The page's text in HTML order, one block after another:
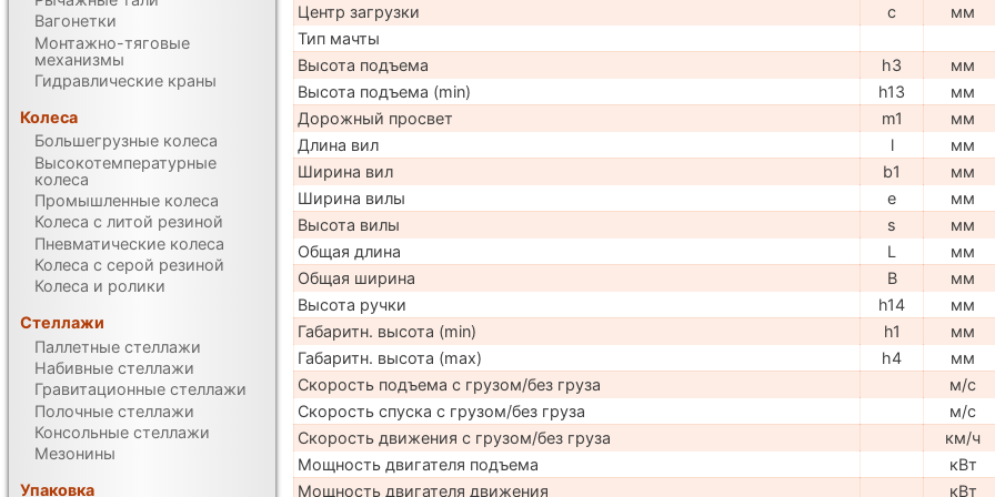
Центр загрузки c
мм
Тип мачты
Высота подъема
h3
мм
Высота подъема (min)
h13
мм
Дорожный просвет
m1
мм
Длина вил
l
мм
Ширина вил
b1
мм
Ширина вилы
e
мм
Высота вилы
s
мм
Общая длина
L
мм
Общая ширина
B
мм
Высота ручки
h14
мм
Габаритн. высота (min)
h1
мм
Габаритн. высота (max)
h4
мм
Скорость подъема с грузом/без груза
м/с
Скорость спуска с грузом/без груза
м/с
Скорость движения с грузом/без груза
км/ч
Мощность двигателя подъема
кВт
Мощность двигателя движения
кВт
Вагонетки
Монтажно-тяговые
механизмы
Гидравлические краны
Колеса
Большегрузные колеса
Высокотемпературные
колеса
Промышленные колеса
Колеса с литой резиной
Пневматические колеса
Колеса с серой резиной
Колеса и ролики
Стеллажи
Паллетные стеллажи
Набивные стеллажи
Гравитационные стеллажи
Полочные стеллажи
Консольные стеллажи
Мезонины
Упаковка